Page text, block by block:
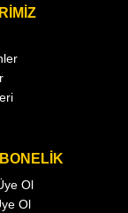
Ol
Ol